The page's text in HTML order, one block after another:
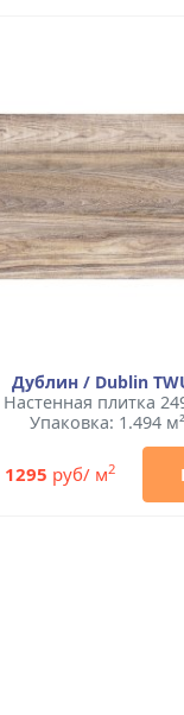
Дублин / Dublin
Настенная плитка
Упаковка: 1.494
1295 руб/ м2